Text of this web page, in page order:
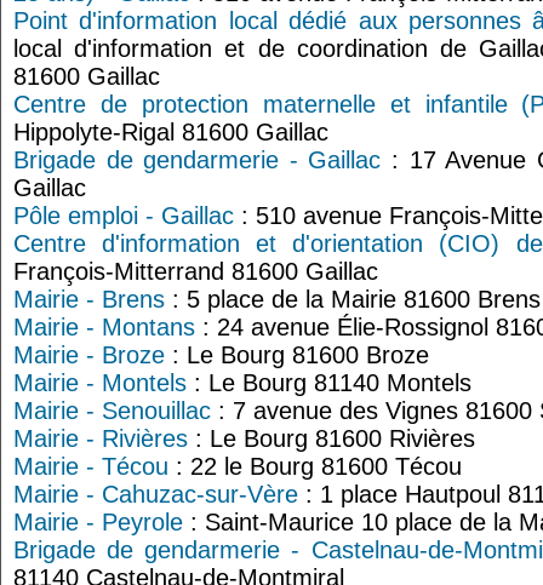
Point d'information local dédié aux personnes
local d'information et de coordination de
81600 Gaillac
Centre de protection maternelle et infantile
Hippolyte-Rigal 81600 Gaillac
Brigade de gendarmerie - Gaillac : 17 Avenue
Gaillac
Pôle emploi - Gaillac : 510 avenue François-
Centre d'information et d'orientation (CIO)
François-Mitterrand 81600 Gaillac
Mairie - Brens : 5 place de la Mairie 81600 Brens
Mairie - Montans : 24 avenue Élie-Rossignol
Mairie - Broze : Le Bourg 81600 Broze
Mairie - Montels : Le Bourg 81140 Montels
Mairie - Senouillac : 7 avenue des Vignes 81600
Mairie - Rivières : Le Bourg 81600 Rivières
Mairie - Técou : 22 le Bourg 81600 Técou
Mairie - Cahuzac-sur-Vère : 1 place Hautpoul
Mairie - Peyrole : Saint-Maurice 10 place de la
Brigade de gendarmerie - Castelnau-de-
81140 Castelnau-de-Montmiral